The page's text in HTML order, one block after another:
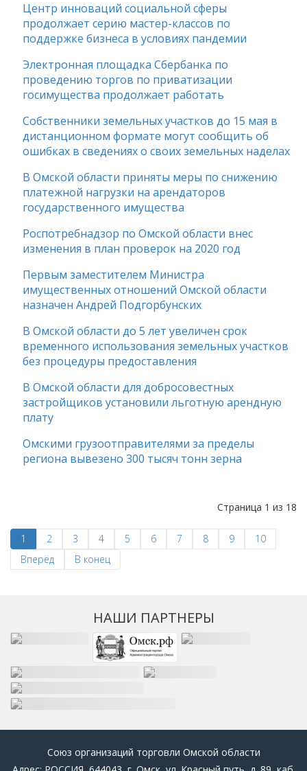
Центр инноваций социальной сферы
продолжает серию мастер-классов по
поддержке бизнеса в условиях пандемии
Электронная площадка Сбербанка по
проведению торгов по приватизации
госимущества продолжает работать
Собственники земельных участков до 15 мая в
дистанционном формате могут сообщить об
ошибках в сведениях о своих земельных наделах
В Омской области приняты меры по снижению
платежной нагрузки на арендаторов
государственного имущества
Роспотребнадзор по Омской области внес
изменения в план проверок на 2020 год
Первым заместителем Министра
имущественных отношений Омской области
назначен Андрей Подгорбунских
В Омской области до 5 лет увеличен срок
временного использования земельных участков
без процедуры предоставления
В Омской области для добросовестных
застройщиков установили льготную арендную
плату
Омскими грузоотправителями за пределы
региона вывезено 300 тысяч тонн зерна
Страница 1 из 18
1 2 3 4 5 6 7 8 9
10
Вперёд
В конец
НАШИ ПАРТНЕРЫ
Союз организаций торговли Омской области